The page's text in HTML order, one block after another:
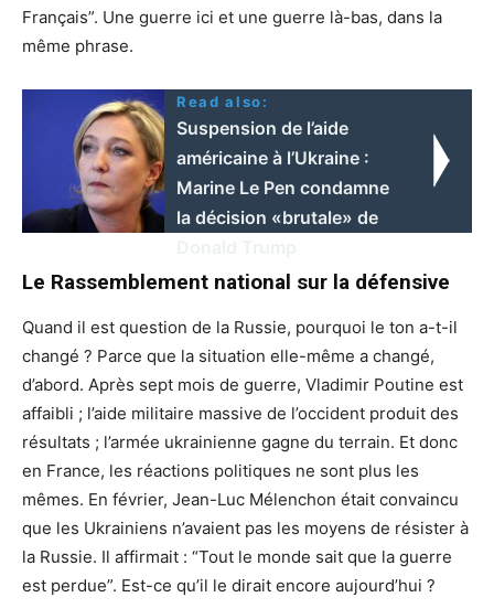
Français”. Une guerre ici et une guerre là-bas, dans la
même phrase.
Read also:
Suspension de l’aide
américaine à l’Ukraine :
Marine Le Pen condamne
la décision «brutale» de
Le Rassemblement national sur la défensive
Quand il est question de la Russie, pourquoi le ton a-t-il
changé ? Parce que la situation elle-même a changé,
d’abord. Après sept mois de guerre, Vladimir Poutine est
affaibli ; l’aide militaire massive de l’occident produit des
résultats ; l’armée ukrainienne gagne du terrain. Et donc
en France, les réactions politiques ne sont plus les
mêmes. En février, Jean-Luc Mélenchon était convaincu
que les Ukrainiens n’avaient pas les moyens de résister à
la Russie. Il affirmait : “Tout le monde sait que la guerre
est perdue”. Est-ce qu’il le dirait encore aujourd’hui ?